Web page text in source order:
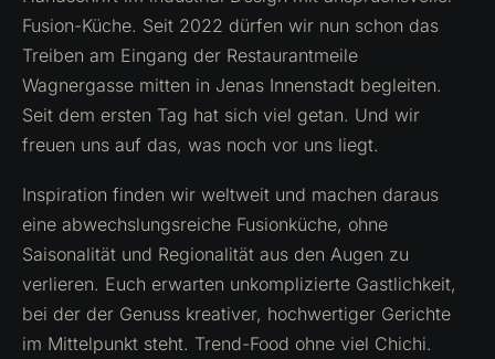
Fusion-Küche. Seit 2022 dürfen wir nun schon das
Treiben am Eingang der Restaurantmeile
Wagnergasse mitten in Jenas Innenstadt begleiten.
Seit dem ersten Tag hat sich viel getan. Und wir
freuen uns auf das, was noch vor uns liegt.
Inspiration finden wir weltweit und machen daraus
eine abwechslungsreiche Fusionküche, ohne
Saisonalität und Regionalität aus den Augen zu
verlieren. Euch erwarten unkomplizierte Gastlichkeit,
bei der der Genuss kreativer, hochwertiger Gerichte
im Mittelpunkt steht. Trend-Food ohne viel Chichi.